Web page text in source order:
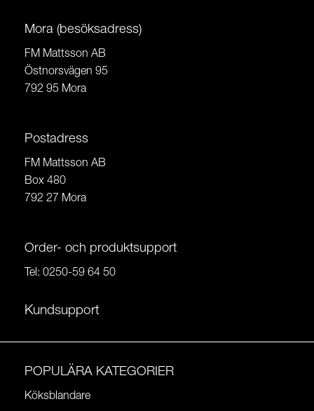
Mora (besöksadress)
FM Mattsson AB
Östnorsvägen 95
792 95 Mora
Postadress
FM Mattsson AB
Box 480
792 27 Mora
Order- och produktsupport
Tel: 0250-59 64 50
Kundsupport
POPULÄRA KATEGORIER
Köksblandare